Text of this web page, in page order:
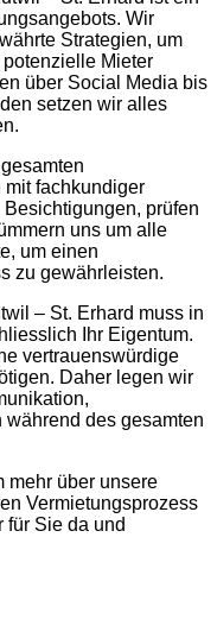
Wir
Strategien, um
potenzielle Mieter
über Social Media bis
setzen wir alles
mit fachkundiger
prüfen
uns um alle
um einen
zu gewährleisten.
– St. Erhard muss in
Ihr Eigentum.
vertrauenswürdige
Daher legen wir
des gesamten
mehr über unsere
Vermietungsprozess
für Sie da und